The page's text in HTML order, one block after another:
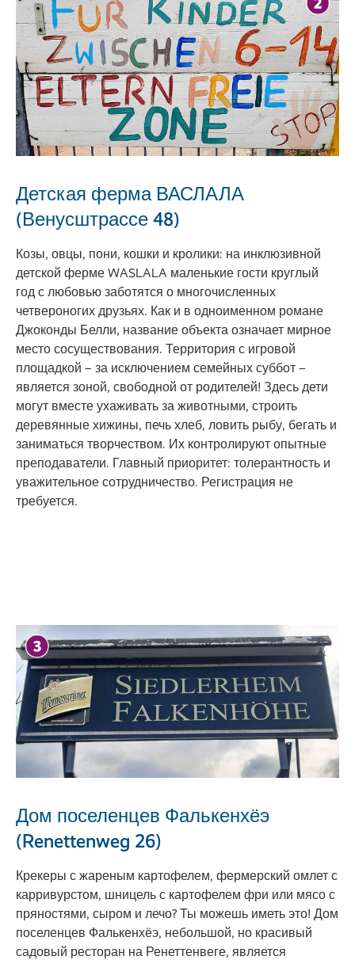
Детская ферма ВАСЛАЛА
(Венусштрассе 48)
Козы, овцы, пони, кошки и кролики: на инклюзивной
детской ферме WASLALA маленькие гости круглый
год с любовью заботятся о многочисленных
четвероногих друзьях. Как и в одноименном романе
Джоконды Белли, название объекта означает мирное
место сосуществования. Территория с игровой
площадкой – за исключением семейных суббот –
является зоной, свободной от родителей! Здесь дети
могут вместе ухаживать за животными, строить
деревянные хижины, печь хлеб, ловить рыбу, бегать и
заниматься творчеством. Их контролируют опытные
преподаватели. Главный приоритет: толерантность и
уважительное сотрудничество. Регистрация не
требуется.
Дом поселенцев Фалькенхёэ
(Renettenweg 26)
Крекеры с жареным картофелем, фермерский омлет с
карривурстом, шницель с картофелем фри или мясо с
пряностями, сыром и лечо? Ты можешь иметь это! Дом
поселенцев Фалькенхёэ, небольшой, но красивый
садовый ресторан на Ренеттенвеге, является